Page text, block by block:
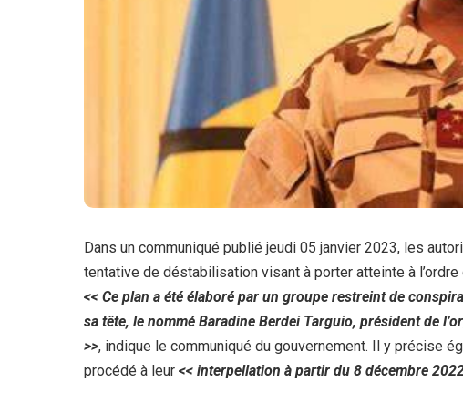
Dans un communiqué publié jeudi 05 janvier 2023, les
tentative de déstabilisation visant à porter atteinte à
<< Ce plan a été élaboré par un groupe restreint de
sa tête, le nommé Baradine Berdei Targuio, président de
>>, indique le communiqué du gouvernement. Il y précise
procédé à leur << interpellation à partir du 8 décembre